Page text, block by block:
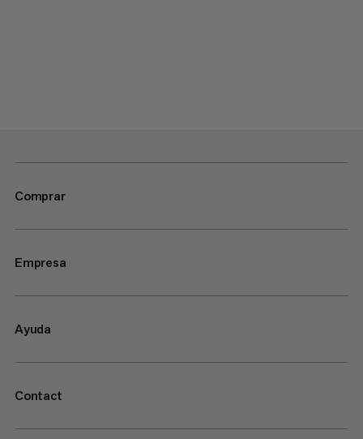
Comprar
Empresa
Ayuda
Contact